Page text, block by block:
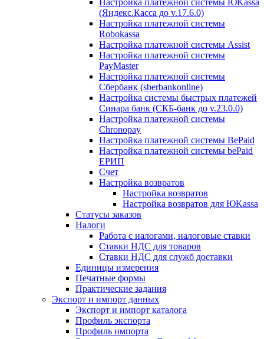
Настройка платежной системы ЮKassa
(Яндекс.Касса до v.17.6.0)
Настройка платежной системы
Robokassa
Настройка платежной системы Assist
Настройка платежной системы
PayMaster
Настройка платежной системы
Сбербанк (sberbankonline)
Настройка системы быстрых платежей
Синара банк (СКБ-банк до v.23.0.0)
Настройка платежной системы
Chronopay
Настройка платежной системы BePaid
Настройка платежной системы bePaid
ЕРИП
Счет
Настройка возвратов
Настройка возвратов
Настройка возвратов для ЮKassa
Статусы заказов
Налоги
Работа с налогами, налоговые ставки
Ставки НДС для товаров
Ставки НДС для служб доставки
Единицы измерения
Печатные формы
Практические задания
Экспорт и импорт данных
Экспорт и импорт каталога
Профиль экспорта
Профиль импорта